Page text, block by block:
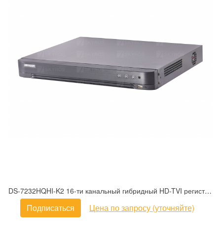
DS-7232HQHI-K2 16-ти канальный гибридный HD-TVI регистратор для аналоговых, HD-TVI, AHD и CVI камер + 2 канала IP@4Мп (до 18 каналов с полным замещением аналоговых каналов)
Подписаться Цена по запросу (уточняйте)